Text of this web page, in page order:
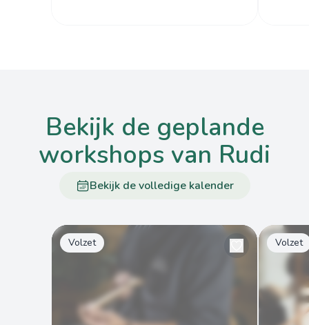
bekijk de geplande
workshops van Rudi
Bekijk de volledige kalender
Volzet Volzet